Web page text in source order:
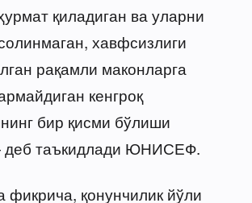
қиладиган ва уларни
хавфсизлиги
рақамли маконларга
кенгроқ
бир қисми бўлиши
деб таъкидлади ЮНИСЕФ.
қонунчилик йўли